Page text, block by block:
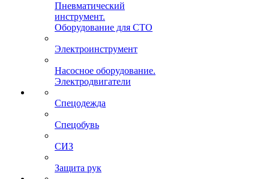
Пневматический
инструмент.
Оборудование для СТО
Электроинструмент
Насосное оборудование.
Электродвигатели
Спецодежда
Спецобувь
СИЗ
Защита рук